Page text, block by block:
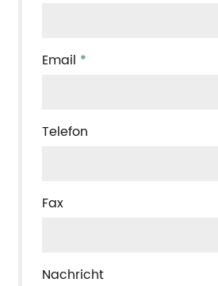
Email *
Telefon
Fax
Nachricht